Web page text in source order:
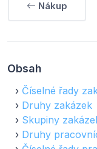
Nákup
Obsah
Číselné řady
Druhy zakázek
Skupiny
Druhy